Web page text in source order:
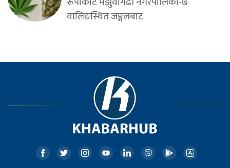
वालिङस्थित जङ्गलबाट